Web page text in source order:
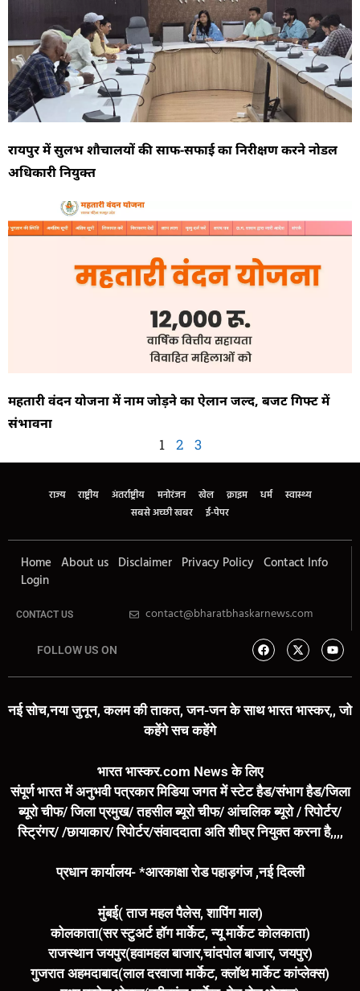
रायपुर में सुलभ शौचालयों की साफ-सफाई का निरीक्षण करने नोडल
अधिकारी नियुक्त
महतारी वंदन योजना में नाम जोड़ने का ऐलान जल्द, बजट गिफ्ट में
संभावना
1 2 3
राज्य राष्ट्रीय अंतर्राष्ट्रीय मनोरंजन खेल क्राइम धर्म
स्वास्थ्य
सबसे अच्छी खबर
ई-पेपर
Home About us Disclaimer Privacy Policy Contact Info
Login
CONTACT US contact@bharatbhaskarnews.com
FOLLOW US ON
नई सोच,नया जुनून, कलम की ताकत, जन-जन के साथ भारत भास्कर,, जो
कहेंगे सच कहेंगे
भारत भास्कर.com News के लिए
संपूर्ण भारत में अनुभवी पत्रकार मिडिया जगत में स्टेट हैड/संभाग हैड/जिला
ब्यूरो चीफ/ जिला प्रमुख/ तहसील ब्यूरो चीफ/ आंचलिक ब्यूरो / रिपोर्टर/
स्ट्रिंगर/ /छायाकार/ रिपोर्टर/संवाददाता अति शीघ्र नियुक्त करना है,,,,
प्रधान कार्यालय- *आरकाक्षा रोड पहाड़गंज ,नई दिल्ली
मुंबई( ताज महल पैलेस, शापिंग माल)
कोलकाता(सर स्टुअर्ट हॉग मार्केट, न्यू मार्केट कोलकाता)
राजस्थान जयपुर(हवामहल बाजार,चांदपोल बाजार, जयपुर)
गुजरात अहमदाबाद(लाल दरवाजा मार्केट, क्लॉथ मार्केट कांप्लेक्स)